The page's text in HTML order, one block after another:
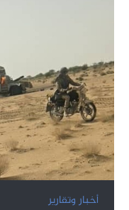
أخبار وتقارير